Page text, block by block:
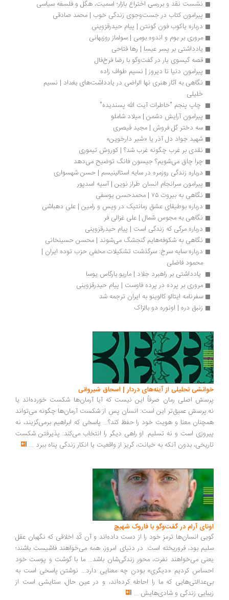
نشست نقد و بررسی اختراع بازار؛ اسمیت، هگل و فلسفه سیاسی
پیرامون کتاب در جست‌وجوی زندگی خوب | محمد صادقی
درباره یاکوب فون‌ گونتن | پیام حیدرقزوینی
مروری بر بوم و اندوه بومی | سولماز روزبهانی
یادداشتی بر پسر عیسا | رها فتاحی
قصه گیسوی یار در گفت‌وگو با رضا فرخ‌فال
پیرامون دنیا تا دیروز | نسیم طواف زاده
نگاهی به آثار هنری نها الراضی در یادداشت‌های بغداد | نسیم
چاپ پنجم "خاطرات آیت الله پسندیده"
پیرامون آرایش دشمن | میلاد شاملو
سه دختر گل فروش | مجید قیصری
شهید جواد دل آذر یا «شیر دارخوین»
نقدی بر غرب چگونه غرب شد؟ | کوروش تیموری
چرا چاق می‌شویم؟ جیسون فانگ توضیح می‌دهد
درباره زندگی روزمره در سایه استالینیسم | حسن شهسواری
پیرامون سرانجام انسان طراز نوین | آسیه اسدپور
نگاهی به بیروت ۷۵ | محمدحسن یوسفی
درباره بوطیقای عشق رمانتیک در ویس و رامین | علی دهباشی
نگاهی به مجوس شمال | علی غزالی فر
درباره مرگی که زندگی است | پیام حیدرقزوینی
نگاهی به شکوفه‌هایم گنجشگ می‌شوند | محسن حسینخانی
درباره سایه سرخ: سرگذشت تشکیلات مخفی حزب توده ایران |
محمود فاضلی
یادداشتی بر راهبرد جلاد | ماریو بارگاس یوسا
مروری بر پرده در پرده فاوست | پیام حیدرقزوینی
سفرنامه ایتالو کالوینو به ایران ترجمه شد
زنبق دره | اونوره دو بالزاک
تحلیلی از آینه‌های دردار | اسحاق شیروانی
اصلی رمان صرفاً این نیست که آیا آرمان‌ها شکست خورده‌اند یا
عمیق‌تر این است: انسان پس از شکست آرمان‌ها چگونه می‌تواند
معنا و هویت خود را حفظ کند؟... پاسخی که ابراهیم برمی‌گزیند، نه
است و نه تسلیم. او راهی دیگر را انتخاب می‌کند: پذیرفتن شکست
بدون آنکه به خیانت، گریز از واقعیت یا انکار زندگی پناه ببرد...
آرام در گفت‌وگو با فاروک شهیچ‭
انسان‌ها ترمزِ خود را از دست داده‌اند و آن کُدِ اخلاقی که نگهبان عقل
بود، فروریخته است. در دنیای امروز، همه می‌خواهند فاشیست باشند؛
می‌خواهند نفرت، محورِ زندگی‌شان باشد... ما با گوشت و پوست خود
کردیم «دیگری» بودن چه معنایی دارد... نوشتن پاسخی است به
که ما را احاطه کرده‌اند، و در عین حال، ستایشی است از
زندگی و شادی‌هایش...